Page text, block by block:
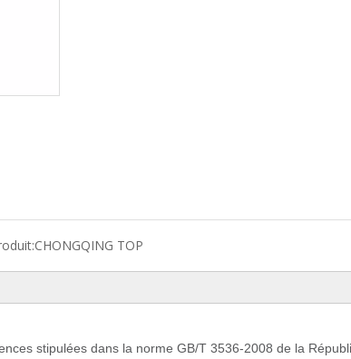
CHONGQING TOP
stipulées dans la norme GB/T 3536-2008 de la